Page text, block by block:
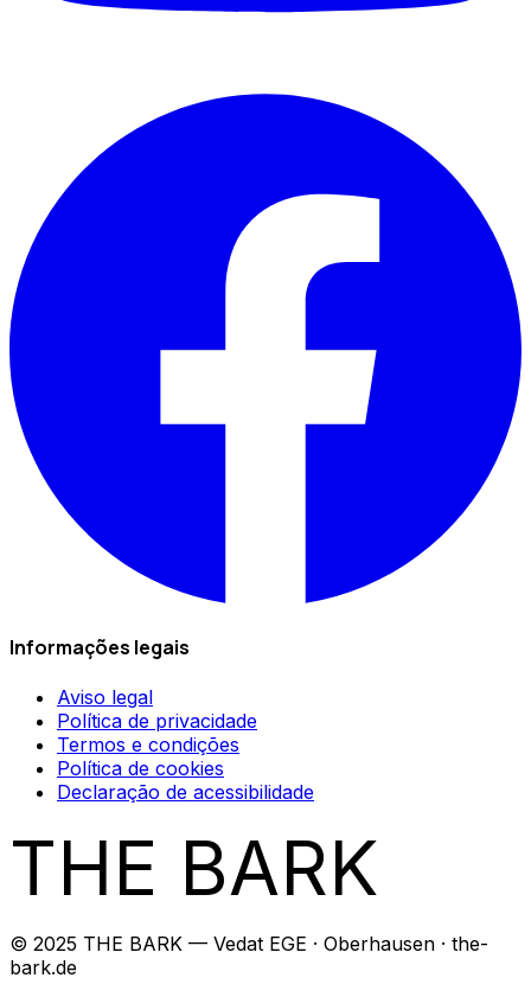
Informações legais
Aviso legal
Política de privacidade
Termos e condições
Política de cookies
Declaração de acessibilidade
THE BARK
© 2025 THE BARK — Vedat EGE · Oberhausen · the-
bark.de